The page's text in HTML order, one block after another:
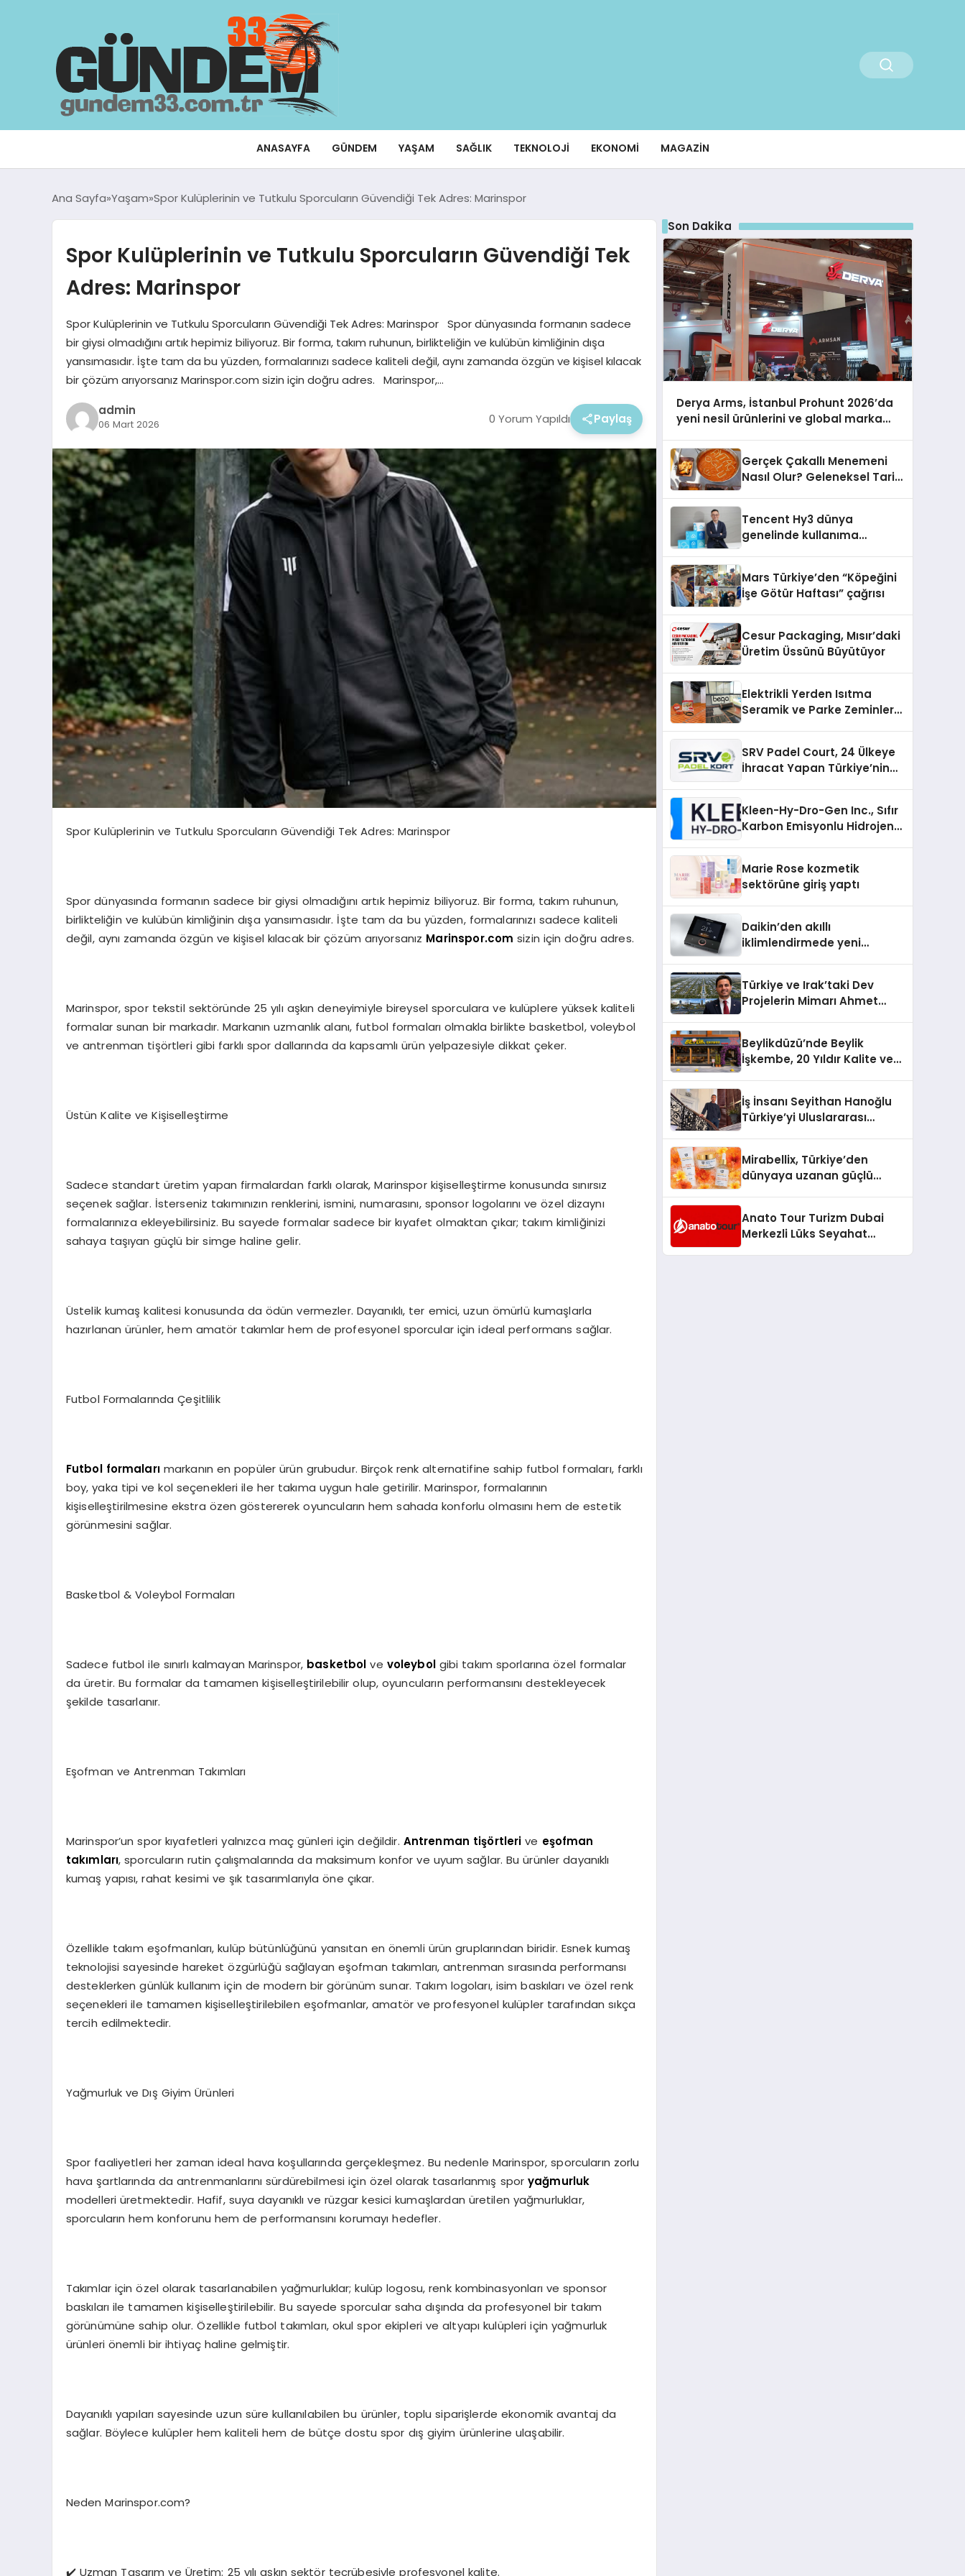
ANASAYFA GÜNDEM YAŞAM SAĞLIK TEKNOLOJI EKONOMI MAGAZIN
Ana Sayfa Yaşam Spor Kulüplerinin ve Tutkulu Sporcuların Güvendiği Tek Adres: Marinspor
Spor Kulüplerinin ve Tutkulu Sporcuların Güvendiği Tek
Adres: Marinspor
Spor Kulüplerinin ve Tutkulu Sporcuların Güvendiği Tek Adres: Marinspor Spor dünyasında formanın sadece
bir giysi olmadığını artık hepimiz biliyoruz. Bir forma, takım ruhunun, birlikteliğin ve kulübün kimliğinin dışa
yansımasıdır. İşte tam da bu yüzden, formalarınızı sadece kaliteli değil, aynı zamanda özgün ve kişisel kılacak
bir çözüm arıyorsanız Marinspor.com sizin için doğru adres. Marinspor,…
admin
06 Mart 2026 0 Yorum Yapıldı Paylaş
Spor Kulüplerinin ve Tutkulu Sporcuların Güvendiği Tek Adres: Marinspor
Spor dünyasında formanın sadece bir giysi olmadığını artık hepimiz biliyoruz. Bir forma, takım ruhunun,
birlikteliğin ve kulübün kimliğinin dışa yansımasıdır. İşte tam da bu yüzden, formalarınızı sadece kaliteli
değil, aynı zamanda özgün ve kişisel kılacak bir çözüm arıyorsanız Marinspor.com sizin için doğru adres.
Marinspor, spor tekstil sektöründe 25 yılı aşkın deneyimiyle bireysel sporculara ve kulüplere yüksek kaliteli
formalar sunan bir markadır. Markanın uzmanlık alanı, futbol formaları olmakla birlikte basketbol, voleybol
ve antrenman tişörtleri gibi farklı spor dallarında da kapsamlı ürün yelpazesiyle dikkat çeker.
Üstün Kalite ve Kişiselleştirme
Sadece standart üretim yapan firmalardan farklı olarak, Marinspor kişiselleştirme konusunda sınırsız
seçenek sağlar. İsterseniz takımınızın renklerini, ismini, numarasını, sponsor logolarını ve özel dizaynı
formalarınıza ekleyebilirsiniz. Bu sayede formalar sadece bir kıyafet olmaktan çıkar; takım kimliğinizi
sahaya taşıyan güçlü bir simge haline gelir.
Üstelik kumaş kalitesi konusunda da ödün vermezler. Dayanıklı, ter emici, uzun ömürlü kumaşlarla
hazırlanan ürünler, hem amatör takımlar hem de profesyonel sporcular için ideal performans sağlar.
Futbol Formalarında Çeşitlilik
Futbol formalarımarkanın en popüler ürün grubudur. Birçok renk alternatifine sahip futbol formaları, farklı
boy, yaka tipi ve kol seçenekleri ile her takıma uygun hale getirilir. Marinspor, formalarının
kişiselleştirilmesine ekstra özen göstererek oyuncuların hem sahada konforlu olmasını hem de estetik
görünmesini sağlar.
Basketbol & Voleybol Formaları
Sadece futbol ile sınırlı kalmayan Marinspor, basketbol ve voleybolgibi takım sporlarına özel formalar
da üretir. Bu formalar da tamamen kişiselleştirilebilir olup, oyuncuların performansını destekleyecek
şekilde tasarlanır.
Eşofman ve Antrenman Takımları
Marinspor’un spor kıyafetleri yalnızca maç günleri için değildir. Antrenman tişörtleri ve eşofman
takımları, sporcuların rutin çalışmalarında da maksimum konfor ve uyum sağlar. Bu ürünler dayanıklı
kumaş yapısı, rahat kesimi ve şık tasarımlarıyla öne çıkar.
Özellikle takım eşofmanları, kulüp bütünlüğünü yansıtan en önemli ürün gruplarından biridir. Esnek kumaş
teknolojisi sayesinde hareket özgürlüğü sağlayan eşofman takımları, antrenman sırasında performansı
desteklerken günlük kullanım için de modern bir görünüm sunar. Takım logoları, isim baskıları ve özel renk
seçenekleri ile tamamen kişiselleştirilebilen eşofmanlar, amatör ve profesyonel kulüpler tarafından sıkça
tercih edilmektedir.
Yağmurluk ve Dış Giyim Ürünleri
Spor faaliyetleri her zaman ideal hava koşullarında gerçekleşmez. Bu nedenle Marinspor, sporcuların zorlu
hava şartlarında da antrenmanlarını sürdürebilmesi için özel olarak tasarlanmış sporyağmurluk
modelleri üretmektedir. Hafif, suya dayanıklı ve rüzgar kesici kumaşlardan üretilen yağmurluklar,
sporcuların hem konforunu hem de performansını korumayı hedefler.
Takımlar için özel olarak tasarlanabilen yağmurluklar; kulüp logosu, renk kombinasyonları ve sponsor
baskıları ile tamamen kişiselleştirilebilir. Bu sayede sporcular saha dışında da profesyonel bir takım
görünümüne sahip olur. Özellikle futbol takımları, okul spor ekipleri ve altyapı kulüpleri için yağmurluk
ürünleri önemli bir ihtiyaç haline gelmiştir.
Dayanıklı yapıları sayesinde uzun süre kullanılabilen bu ürünler, toplu siparişlerde ekonomik avantaj da
sağlar. Böylece kulüpler hem kaliteli hem de bütçe dostu spor dış giyim ürünlerine ulaşabilir.
Neden Marinspor.com?
✔️ Uzman Tasarım ve Üretim: 25 yılı aşkın sektör tecrübesiyle profesyonel kalite.
Son Dakika
Derya Arms, İstanbul Prohunt 2026’da
yeni nesil ürünlerini ve global marka
Gerçek Çakallı Menemeni
Nasıl Olur? Geleneksel Tarif
Tencent Hy3 dünya
genelinde kullanıma
Mars Türkiye’den “Köpeğini
İşe Götür Haftası” çağrısı
Cesur Packaging, Mısır’daki
Üretim Üssünü Büyütüyor
Elektrikli Yerden Isıtma
Seramik ve Parke Zeminler
SRV Padel Court, 24 Ülkeye
İhracat Yapan Türkiye’nin
Kleen-Hy-Dro-Gen Inc., Sıfır
Karbon Emisyonlu Hidrojen
Aldı
Marie Rose kozmetik
sektörüne giriş yaptı
Daikin’den akıllı
iklimlendirmede yeni
Türkiye ve Irak’taki Dev
Projelerin Mimarı Ahmet
Holding Industrial City”
Projesini Hayata Geçirecek
Beylikdüzü’nde Beylik
İşkembe, 20 Yıldır Kalite ve
İş İnsanı Seyithan Hanoğlu
Türkiye’yi Uluslararası
Mirabellix, Türkiye’den
dünyaya uzanan güçlü
Anato Tour Turizm Dubai
Merkezli Lüks Seyahat